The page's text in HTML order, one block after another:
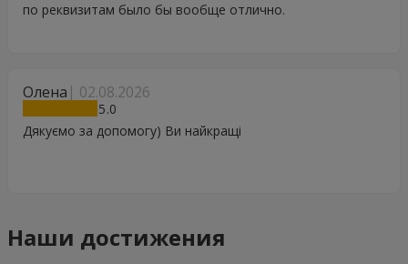
по реквизитам было бы вообще отлично.
Олена 02.08.2026
5
Дякуємо за допомогу) Ви найкращі
Наши достижения